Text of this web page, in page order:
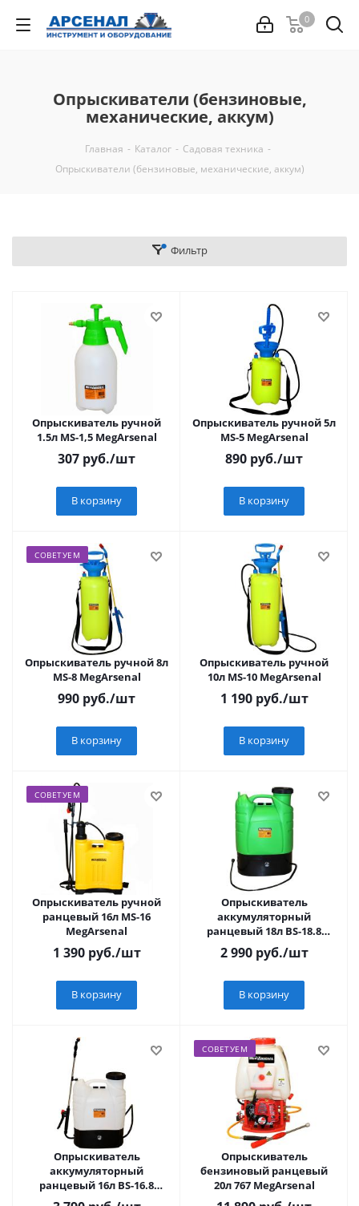
0
Опрыскиватели (бензиновые,
механические, аккум)
Главная - Каталог - Садовая техника -
Опрыскиватели (бензиновые, механические, аккум)
Фильтр
Опрыскиватель ручной
1.5л MS-1,5 MegArsenal
307 руб./шт
В корзину
Опрыскиватель ручной 5л
MS-5 MegArsenal
890 руб./шт
В корзину
СОВЕТУЕМ
Опрыскиватель ручной 8л
MS-8 MegArsenal
990 руб./шт
В корзину
Опрыскиватель ручной
10л MS-10 MegArsenal
1 190руб./шт
В корзину
СОВЕТУЕМ
Опрыскиватель ручной
ранцевый 16л МS-16
MegArsenal
1 390руб./шт
В корзину
Опрыскиватель
аккумуляторный
ранцевый 18л BS-18.8
MegArsenal
2 990руб./шт
В корзину
Опрыскиватель
аккумуляторный
ранцевый 16л BS-16.8
MegArsenal
СОВЕТУЕМ
Опрыскиватель
бензиновый ранцевый
20л 767 MegArsenal